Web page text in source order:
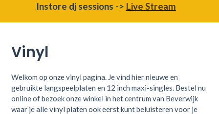
Instore dj sessions -> Live Stream
Vinyl
Welkom op onze vinyl pagina. Je vind hiernieuwe en
gebruikte langspeelplaten en 12 inch maxi-singles. Bestel nu
online of bezoek onze winkel in het centrum van Beverwijk
waar je alle vinyl platen ook eerst kunt beluisteren voor je